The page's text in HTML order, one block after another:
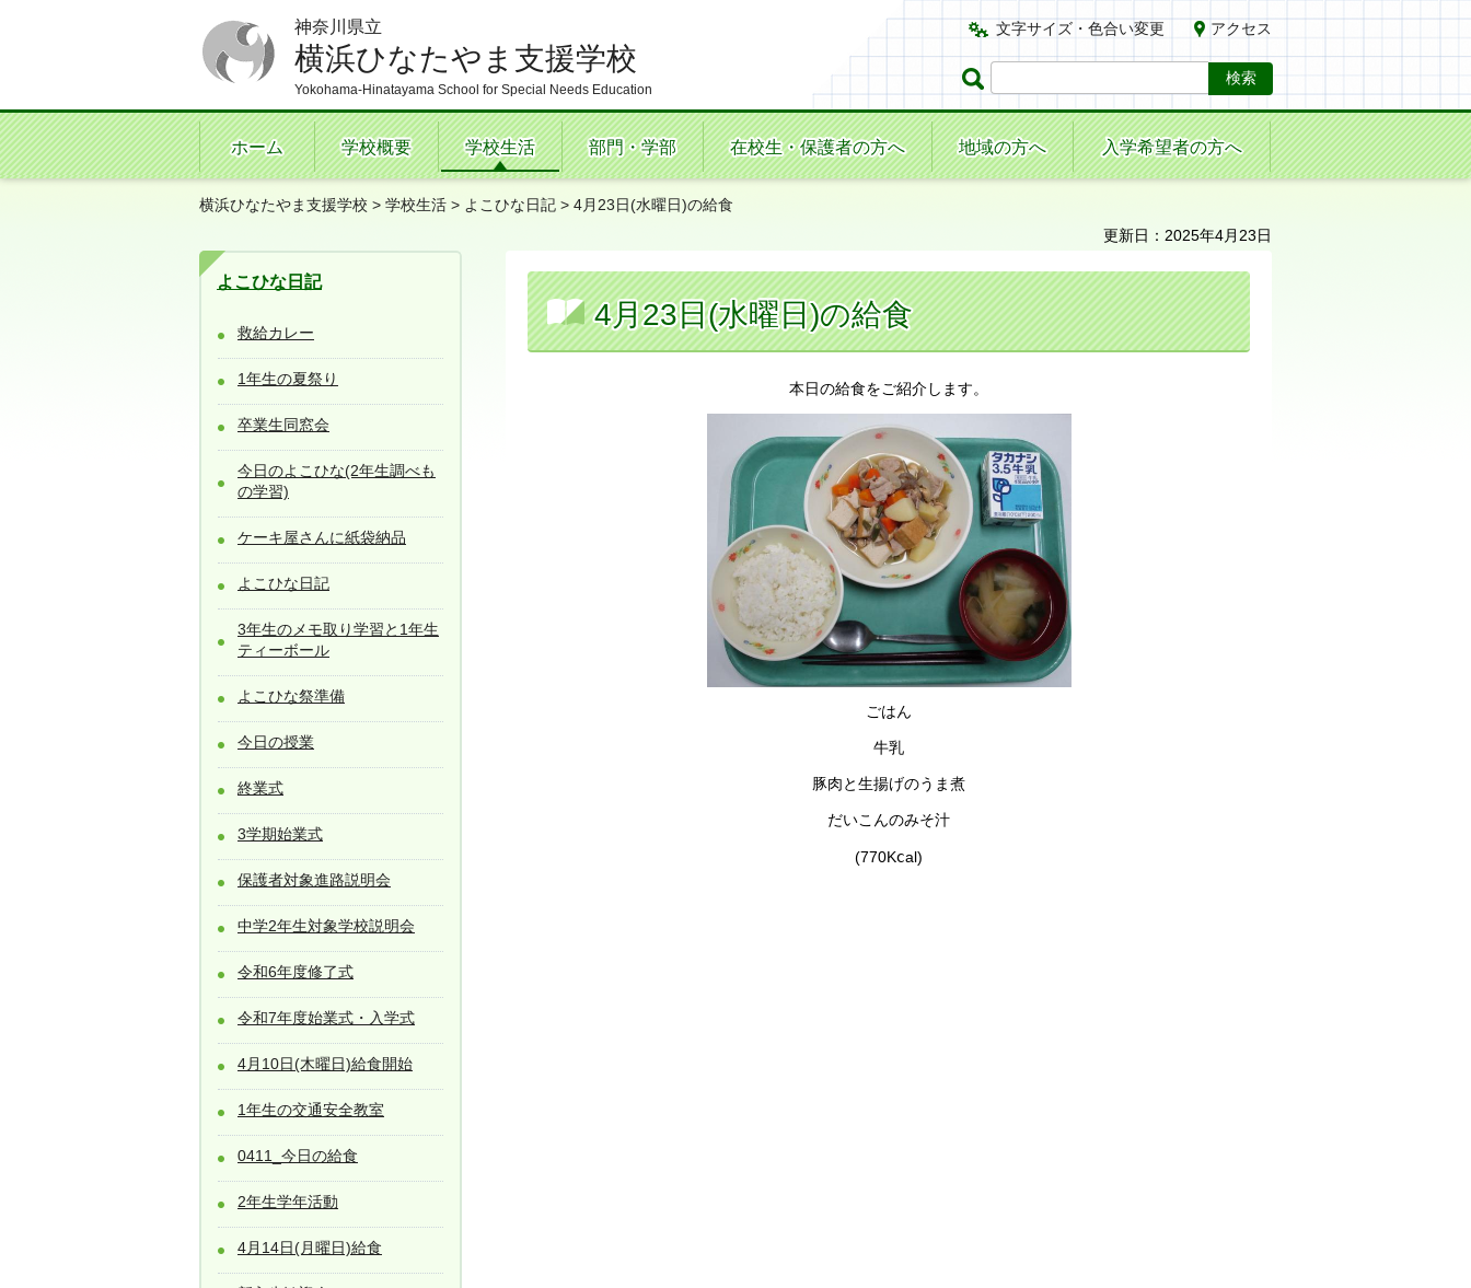
神奈川県立
横浜ひなたやま支援学校
Yokohama-Hinatayama School for Special Needs Education
文字サイズ・色合い変更 アクセス
ホーム 学校概要 学校生活 部門・学部 在校生・保護者の方へ 地域の方へ 入学希望者の方へ
横浜ひなたやま支援学校 > 学校生活 > よこひな日記 > 4月23日(水曜日)の給食
更新日：2025年4月23日
よこひな日記
救給カレー
1年生の夏祭り
卒業生同窓会
今日のよこひな(2年生調べも
の学習)
ケーキ屋さんに紙袋納品
よこひな日記
3年生のメモ取り学習と1年生
ティーボール
よこひな祭準備
今日の授業
終業式
3学期始業式
保護者対象進路説明会
中学2年生対象学校説明会
令和6年度修了式
令和7年度始業式・入学式
4月10日(木曜日)給食開始
1年生の交通安全教室
0411_今日の給食
2年生学年活動
4月14日(月曜日)給食
4月23日(水曜日)の給食
本日の給食をご紹介します。
ごはん
牛乳
豚肉と生揚げのうま煮
だいこんのみそ汁
(770Kⅽal)